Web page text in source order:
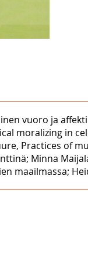
vuoro ja
moralizing in
Practices
Minna
maailmassa;